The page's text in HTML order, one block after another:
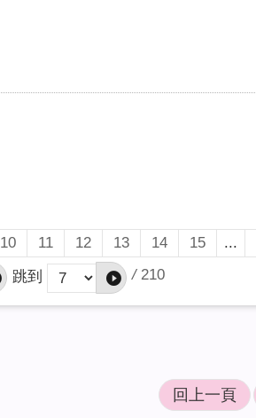
10 11 12 13 14 15 ...
跳到 / 210
回上一頁